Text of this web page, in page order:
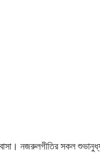
নজরুলগীতির সকল